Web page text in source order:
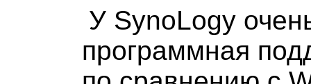
У SynoLogy
программная